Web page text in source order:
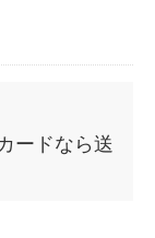
ードなら送